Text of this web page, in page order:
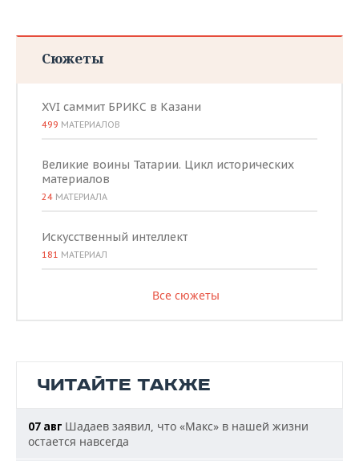
Сюжеты
XVI саммит БРИКС в Казани
499 МАТЕРИАЛОВ
Великие воины Татарии. Цикл исторических
материалов
24 МАТЕРИАЛА
Искусственный интеллект
181 МАТЕРИАЛ
Все сюжеты
ЧИТАЙТЕ ТАКЖЕ
07 авг Шадаев заявил, что «Макс» в нашей жизни
остается навсегда